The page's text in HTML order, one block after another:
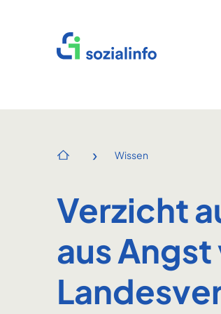
Startseite
Startseite
› Wissen
Verzicht
aus Angst